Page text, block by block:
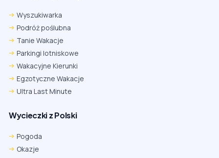
Wyszukiwarka
Podróż poślubna
Tanie Wakacje
Parkingi lotniskowe
Wakacyjne Kierunki
Egzotyczne Wakacje
Ultra Last Minute
Wycieczki z Polski
Pogoda
Okazje